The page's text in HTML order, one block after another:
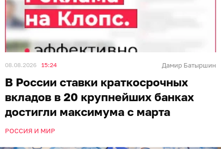
08.08.2026 15:24 Дамир Батыршин
В России ставки краткосрочных
вкладов в 20 крупнейших банках
достигли максимума с марта
РОССИЯ И МИР